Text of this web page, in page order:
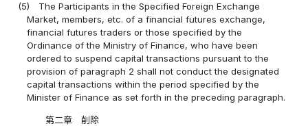
(5)
The Participants in the Specified Foreign Exchange
Market, members, etc. of a financial futures exchange,
financial futures traders or those specified by the
Ordinance of the Ministry of Finance, who have been
ordered to suspend capital transactions pursuant to the
provision of paragraph 2 shall not conduct the designated
capital transactions within the period specified by the
Minister of Finance as set forth in the preceding paragraph.
第二章 削除